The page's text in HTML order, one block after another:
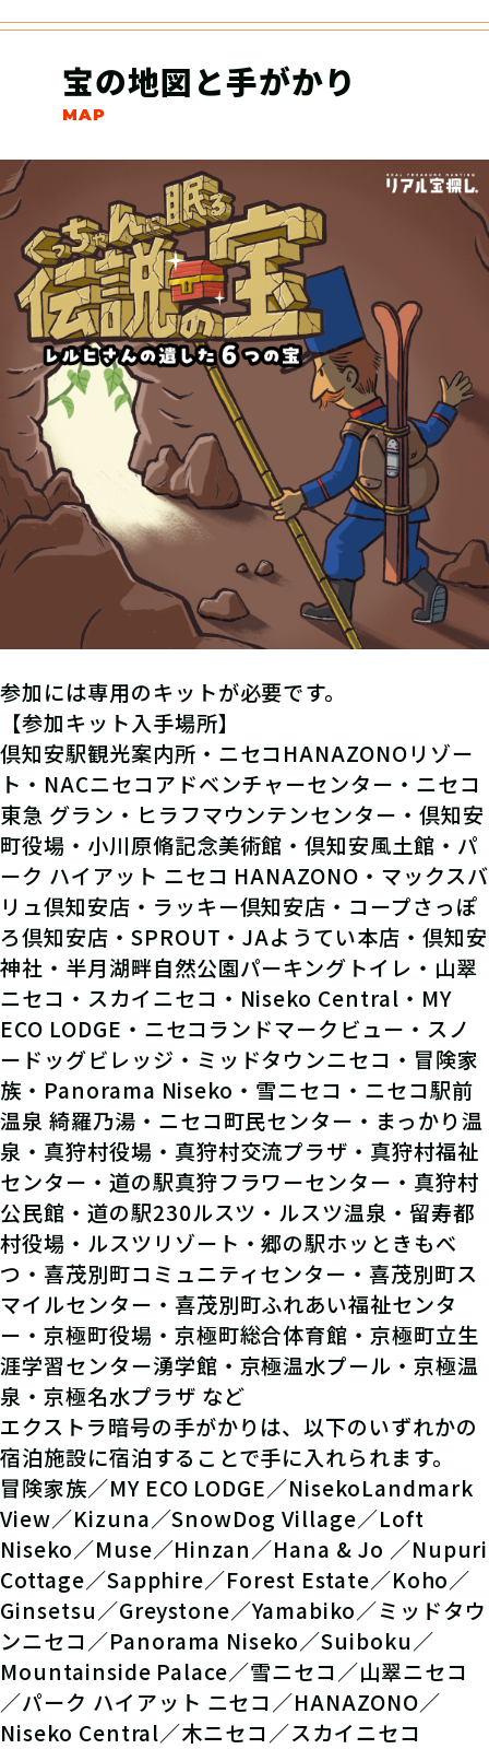
宝の地図と手がかり
参加には専用のキットが必要です。
【参加キット入手場所】
倶知安駅観光案内所・ニセコHANAZONOリゾー
ト・NACニセコアドベンチャーセンター・ニセコ
東急 グラン・ヒラフマウンテンセンター・倶知安
町役場・小川原脩記念美術館・倶知安風土館・パ
ーク ハイアット ニセコ HANAZONO・マックスバ
リュ倶知安店・ラッキー倶知安店・コープさっぽ
ろ倶知安店・SPROUT・JAようてい本店・倶知安
神社・半月湖畔自然公園パーキングトイレ・山翠
ニセコ・スカイニセコ・Niseko Central・MY
ECO LODGE・ニセコランドマークビュー・スノ
ードッグビレッジ・ミッドタウンニセコ・冒険家
族・Panorama Niseko・雪ニセコ・ニセコ駅前
温泉 綺羅乃湯・ニセコ町民センター・まっかり温
泉・真狩村役場・真狩村交流プラザ・真狩村福祉
センター・道の駅真狩フラワーセンター・真狩村
公民館・道の駅230ルスツ・ルスツ温泉・留寿都
村役場・ルスツリゾート・郷の駅ホッときもべ
つ・喜茂別町コミュニティセンター・喜茂別町ス
マイルセンター・喜茂別町ふれあい福祉センタ
ー・京極町役場・京極町総合体育館・京極町立生
涯学習センター湧学館・京極温水プール・京極温
泉・京極名水プラザ など
エクストラ暗号の手がかりは、以下のいずれかの
宿泊施設に宿泊することで手に入れられます。
冒険家族／MY ECO LODGE／NisekoLandmark
View／Kizuna／SnowDog​ Village／Loft
Niseko／Muse／Hinzan／Hana & Jo ／Nupuri
Cottage／Sapphire／Forest Estate／Koho／
Ginsetsu／Greystone／Yamabiko／ミッドタウ
ンニセコ／Panorama Niseko／Suiboku／
Mountainside Palace／雪ニセコ／山翠ニセコ
／パーク ハイアット ニセコ／HANAZONO／
Niseko Central／木ニセコ／スカイニセコ